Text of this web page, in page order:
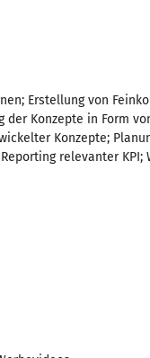
Erstellung von
Konzepte in Form
Konzepte;
relevanter